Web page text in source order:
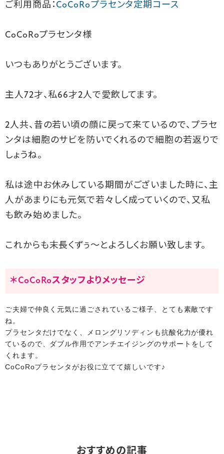
ご利用商品： CoCoRoプラセンタ定期コース
CoCoRoプラセンタ様
いつもありがとうございます。
主人72才、私66才2人で愛飲してます。
2人共、昔の若い頃の顔に戻って来ているので、プラセ
ンタは細胞のサビを防いでくれるので細胞の若返りで
しょうね。
私は途中お休みしている期間がございました時に、主
人があまりにも元気で若々しく成っていくので、又私
も飲み始めました。
これからも末長くずぅ～とよろしくお願い致します。
＊CoCoRoスタッフよりメッセージ
ご夫婦で仲良く元気に過ごされているご様子、とても素敵です
ね。
プラセンタだけでなく、メロングリソディンも抗酸化力が優れ
ているので、ダブル作用でアンチエイジングのサポートをして
くれます。
CoCoRoプラセンタがお役に立てて嬉しいです♪
おすすめの記事